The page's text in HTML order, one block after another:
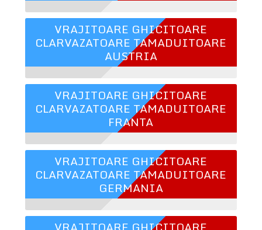
VRAJITOARE GHICITOARE
CLARVAZATOARE TAMADUITOARE
AUSTRIA
VRAJITOARE GHICITOARE
CLARVAZATOARE TAMADUITOARE
FRANTA
VRAJITOARE GHICITOARE
CLARVAZATOARE TAMADUITOARE
GERMANIA